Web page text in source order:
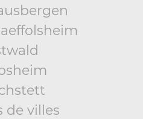
de villes